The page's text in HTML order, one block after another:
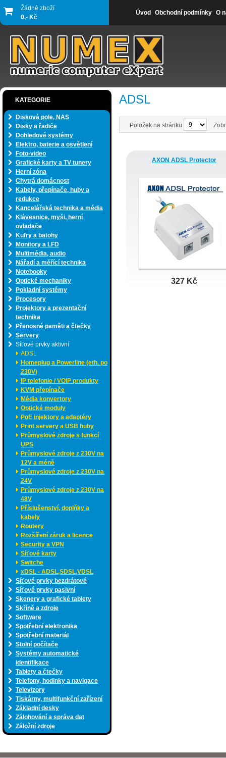
Žádné zboží
0,- Kč
Úvod Obchodní podmínky O
KATEGORIE
Disková pole, NAS
Disky a řadiče
Dohledové systémy
Elektro, baterie a osvětlení
Foto-video
Grafické karty a TV tunery
Herní zóna
Chytrá domácnost
Kabely, přepínače, huby a
redukce
Kancelářská technika a média
Klávesnice, myši, herní
ovladače
Kufry a batohy
Monitory a LFD
Multimédia, audio
Nářadí a měřící technika
Notebooky
Optické mechaniky
Pokladní systémy
Procesory
Projektory a prezentační
technika
Přenosné paměti a čtečky
Servery
Síťové prvky aktivní
ADSL
Homeplug a Powerline (eth. po
230V)
IP telefonie / VOIP produkty
KVM přepínače
Média konvertory
Optické moduly
PoE injektory a adaptéry
Print servery a USB huby
Průmyslové zdroje s funkcí
UPS
Průmyslové zdroje z 230V na
12V a méně
Průmyslové zdroje z 230V na
24V
Průmyslové zdroje z 230V na
48V
Příslušenství, doplňky a
kabely
Routery
Rozšíření záruk a licence
Security a VPN
Síťové karty
Switche
xDSL - ADSL,SDSL,VDSL
Síťové prvky bezdrátové
Síťové prvky pasivní
Skenery a grafické tablety
Skříně a zdroje
Software
Spotřební elektronika
Spotřební materiál
Stolní počítače
Systémy automatické
identifikace
Tablety a čtečky
Telefony, hodinky a navigace
Televizory
Tiskárny, multifunkční zařízení
Základní desky
Zálohování a správa dat
Záložní zdroje
ADSL
Položek na stránku
AXON ADSL Protector
327 Kč